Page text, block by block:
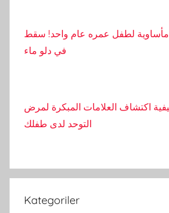
مأساوية لطفل عمره عام واحد! سقط
في دلو ماء
اكتشاف العلامات المبكرة لمرض
التوحد لدى طفلك
Kategoriler